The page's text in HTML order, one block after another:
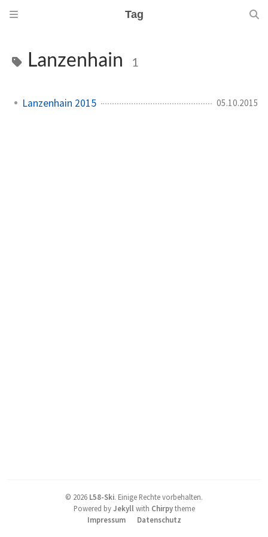
Tag
Lanzenhain 1
Lanzenhain 2015 05.10.2015
© 2026 L58-Ski. Einige Rechte vorbehalten.
Powered byJekyll with Chirpytheme
Impressum
Datenschutz